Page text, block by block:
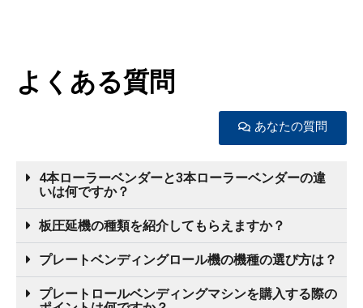
よくある質問
あなたの質問
4本ローラーベンダーと3本ローラーベンダーの違
いは何ですか？
板圧延機の種類を紹介してもらえますか？
プレートベンディングロール機の機種の選び方は？
プレートロールベンディングマシンを購入する際の